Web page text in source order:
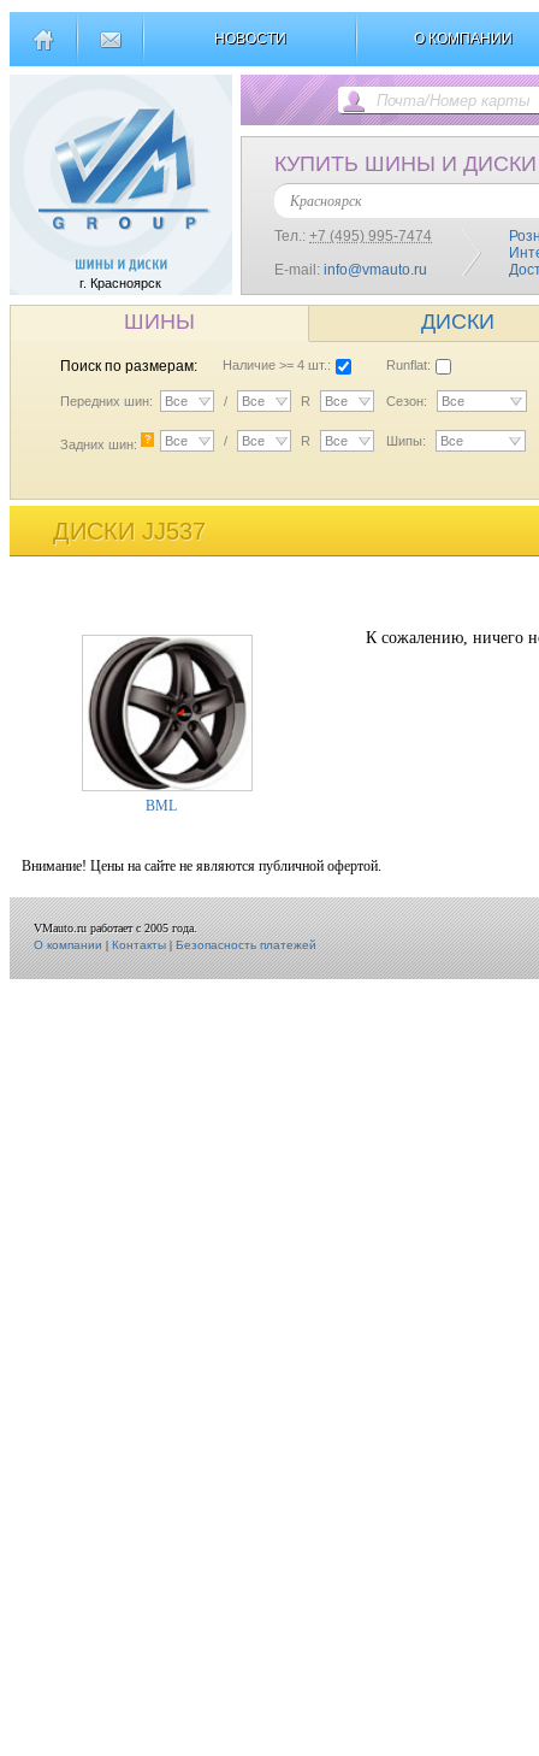
НОВОСТИ О КОМПАНИИ
г. Красноярск
КУПИТЬ ШИНЫ И ДИСКИ
Красноярск
Тел.: +7 (495) 995-7474
E-mail: info@vmauto.ru
ШИНЫ ДИСКИ
Поиск по размерам: Наличие >= 4 шт.: Runflat:
Передних шин: Все / Все R Все Сезон: Все
Задних шин: ? Все / Все R Все Шипы: Все
ДИСКИ JJ537
BML
К сожалению, ничего
Внимание! Цены на сайте не являются публичной офертой.
VMauto.ru работает с 2005 года.
О компании|Контакты|Безопасность платежей